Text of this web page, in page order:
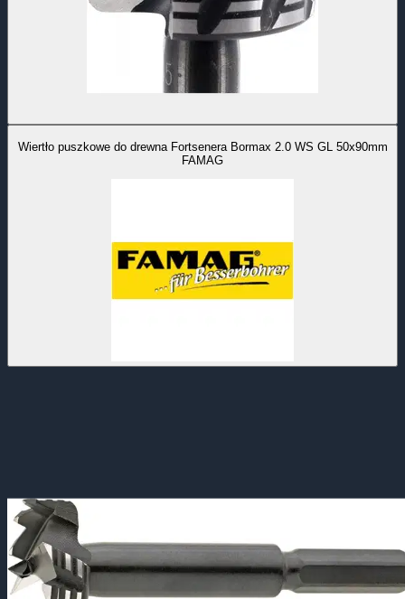
Wiertło puszkowe do drewna Fortsenera Bormax 2.0 WS GL 50x90mm
FAMAG